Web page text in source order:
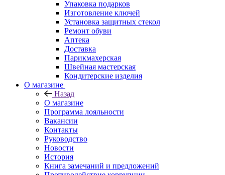
Упаковка подарков
Изготовление ключей
Установка защитных стекол
Ремонт обуви
Аптека
Доставка
Парикмахерская
Швейная мастерская
Кондитерские изделия
О магазине
Назад
О магазине
Программа лояльности
Вакансии
Контакты
Руководство
Новости
История
Книга замечаний и предложений